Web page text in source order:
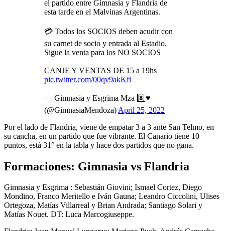
el partido entre Gimnasia y Flandria de
esta tarde en el Malvinas Argentinas.
💳 Todos los SOCIOS deben acudir con
su carnet de socio y entrada al Estadio.
Sigue la venta para los NO SOCIOS
CANJE Y VENTAS DE 15 a 19hs
pic.twitter.com/00qv9akKfi
— Gimnasia y Esgrima Mza 8️⃣♥️
(@GimnasiaMendoza) April 25, 2022
Por el lado de Flandria, viene de empatar 3 a 3 ante San Telmo, en
su cancha, en un partido que fue vibrante. El Canario tiene 10
puntos, está 31° en la tabla y hace dos partidos que no gana.
Formaciones: Gimnasia vs Flandria
Gimnasia y Esgrima : Sebastián Giovini; Ismael Cortez, Diego
Mondino, Franco Meritello e Iván Gauna; Leandro Ciccolini, Ulises
Ortegoza, Matías Villarreal y Brian Andrada; Santiago Solari y
Matías Nouet. DT: Luca Marcogiuseppe.